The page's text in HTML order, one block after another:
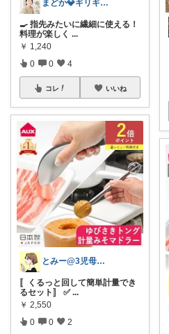
まどか💎ギリギリアラサーOL
🍳 指先みたいに繊細に使える！
料理が楽しく ...
￥ 1,240
0 0 4
コレ いいね
とみー@3児母の部屋⭐️
〚くるっと回して簡単計量でき
るセット〛 ✅ ...
￥ 2,550
0 0 2